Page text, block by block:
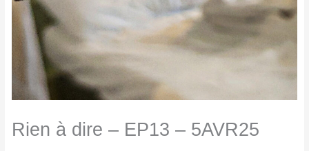
Rien à dire – EP13 – 5AVR25